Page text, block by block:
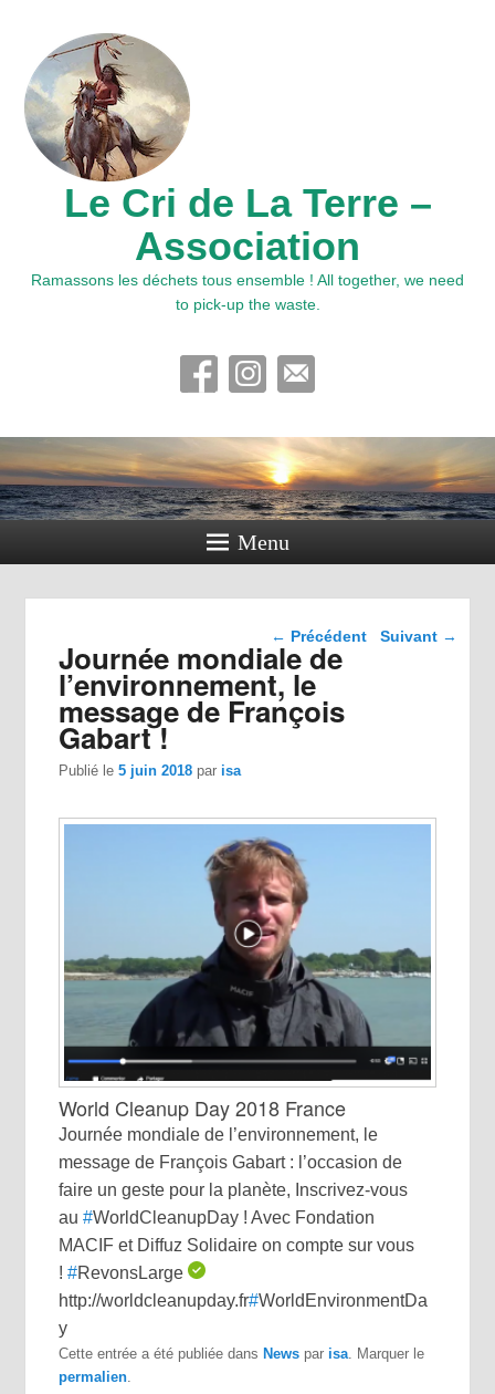
Le Cri de La Terre –
Association
Ramassons les déchets tous ensemble ! All together, we need
to pick-up the waste.
Menu
Navigation dans les
← Précédent Suivant →
Journée mondiale de
l’environnement, le
message de François
Gabart !
Publié le5 juin 2018 par isa
World Cleanup Day 2018 France
Journée mondiale de l’environnement, le
message de François Gabart : l’occasion de
faire un geste pour la planète, Inscrivez-vous
au#WorldCleanupDay ! Avec Fondation
MACIF et Diffuz Solidaire on compte sur vous
!#RevonsLarge
http://worldcleanupday.fr#WorldEnvironmentDa
y
Cette entrée a été publiée dans News par isa . Marquer le
permalien